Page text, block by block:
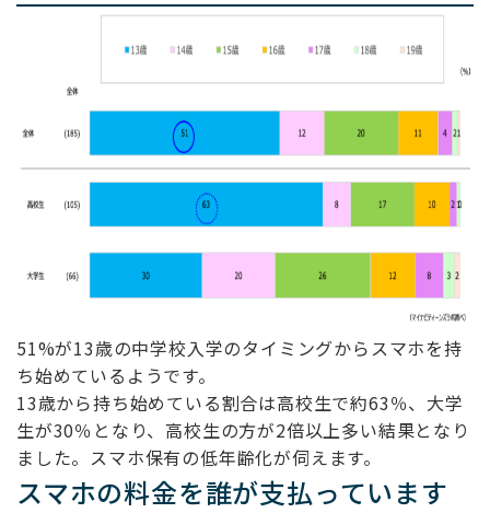
51%が13歳の中学校入学のタイミングからスマホを持
ち始めているようです。
13歳から持ち始めている割合は高校生で約63％、大学
生が30％となり、高校生の方が2倍以上多い結果となり
ました。スマホ保有の低年齢化が伺えます。
スマホの料金を誰が支払っています